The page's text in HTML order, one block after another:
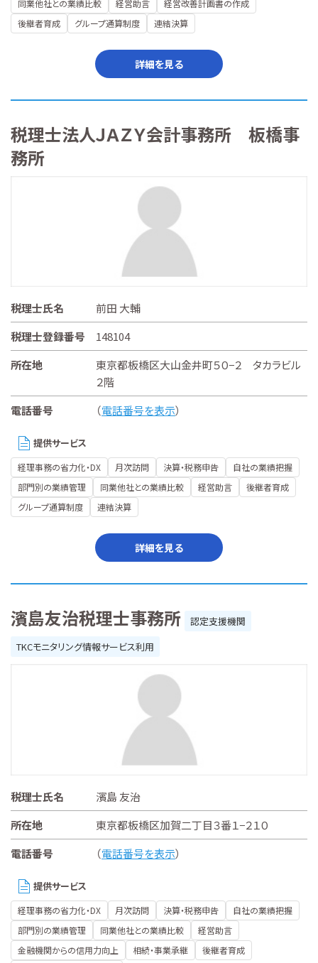
同業他社との業績比較 経営助言
経営改善計画書の作成
後継者育成
グループ通算制度 連結決算
詳細を見る
税理士法人ＪＡＺＹ会計事務所 板橋事
務所
税理士氏名
前田 大輔
税理士登録番号
148104
所在地
東京都板橋区大山金井町５０−２ タカラビル
２階
電話番号
（電話番号を表示）
提供サービス
経理事務の省力化・DX 月次訪問 決算・税務申告
自社の業績把握
部門別の業績管理
同業他社との業績比較 経営助言
後継者育成
グループ通算制度
連結決算
詳細を見る
濱島友治税理士事務所
認定支援機関
TKCモニタリング情報サービス利用
税理士氏名
濱島 友治
所在地
東京都板橋区加賀二丁目３番１−２１０
電話番号
（電話番号を表示）
提供サービス
経理事務の省力化・DX 月次訪問 決算・税務申告
自社の業績把握
部門別の業績管理
同業他社との業績比較
経営助言
金融機関からの信用力向上
相続・事業承継
後継者育成